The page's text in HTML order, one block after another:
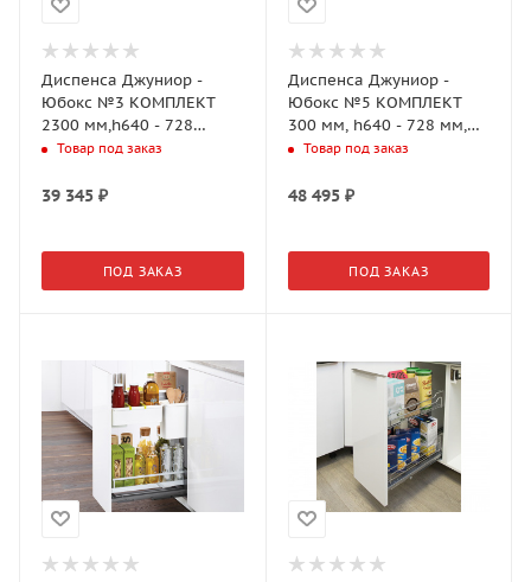
Диспенса Джуниор -
Юбокс №3 КОМПЛЕКТ
2300 мм,h640 - 728
мм,Арена КЛАССИК 1
Товар под заказ
39 345 ₽
ПОД ЗАКАЗ
Диспенса Джуниор -
Юбокс №5 КОМПЛЕКТ
300 мм, h640 - 728 мм,
Арена КЛАССИК 1
(2606390005)
Товар под заказ
48 495₽
ПОД ЗАКАЗ